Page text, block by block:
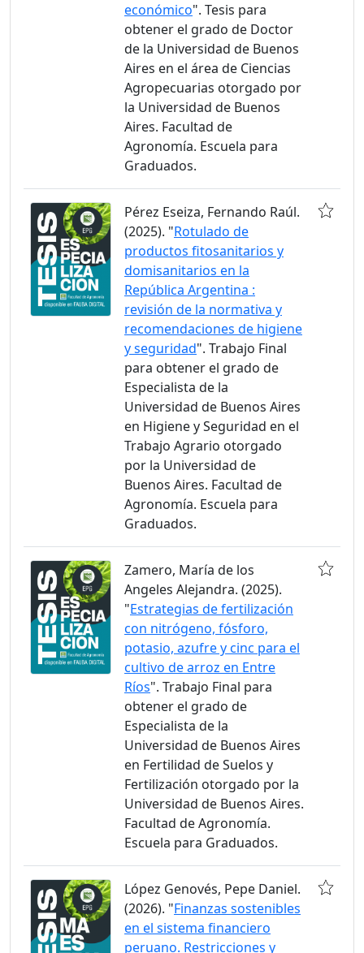
económico". Tesis para
obtener el grado de Doctor
de la Universidad de Buenos
Aires en el área de Ciencias
Agropecuarias otorgado por
la Universidad de Buenos
Aires. Facultad de
Agronomía. Escuela para
Graduados.
Pérez Eseiza, Fernando Raúl.
(2025). "Rotulado de
productos fitosanitarios y
domisanitarios en la
República Argentina :
revisión de la normativa y
recomendaciones de higiene
y seguridad". Trabajo Final
para obtener el grado de
Especialista de la
Universidad de Buenos Aires
en Higiene y Seguridad en el
Trabajo Agrario otorgado
por la Universidad de
Buenos Aires. Facultad de
Agronomía. Escuela para
Graduados.
Zamero, María de los
Angeles Alejandra. (2025).
"Estrategias de fertilización
con nitrógeno, fósforo,
potasio, azufre y cinc para el
cultivo de arroz en Entre
Ríos". Trabajo Final para
obtener el grado de
Especialista de la
Universidad de Buenos Aires
en Fertilidad de Suelos y
Fertilización otorgado por la
Universidad de Buenos Aires.
Facultad de Agronomía.
Escuela para Graduados.
López Genovés, Pepe Daniel.
(2026). "Finanzas sostenibles
en el sistema financiero
peruano. Restricciones y